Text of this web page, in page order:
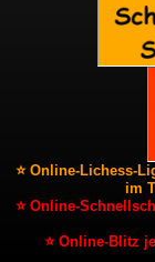
⭐ Online-Lichess-
im
⭐ Online-
⭐ Online-Blitz